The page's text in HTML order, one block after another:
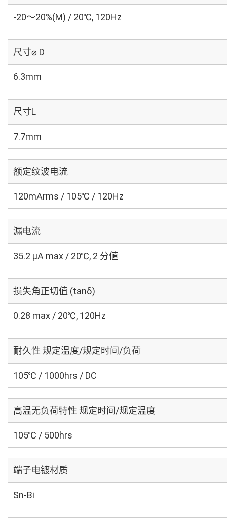
-20～20%(M) / 20℃, 120Hz
尺寸⌀ D
6.3mm
尺寸L
7.7mm
额定纹波电流
120mArms / 105℃ / 120Hz
漏电流
35.2 μA max / 20℃, 2 分値
损失角正切值 (tanδ)
0.28 max / 20℃, 120Hz
耐久性 规定温度/规定时间/负荷
105℃ / 1000hrs / DC
高温无负荷特性 规定时间/规定温度
105℃ / 500hrs
端子电镀材质
Sn-Bi